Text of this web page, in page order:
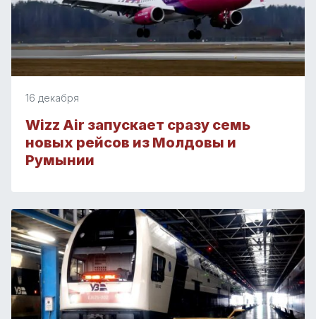
16 декабря
Wizz Air запускает сразу семь
новых рейсов из Молдовы и
Румынии